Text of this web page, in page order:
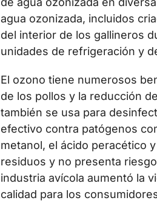
agua ozonizada, incluidos
del interior de los gallineros
unidades de refrigeración y
El ozono tiene numerosos
de los pollos y la reducción
también se usa para
efectivo contra patógenos
metanol, el ácido peracético
residuos y no presenta
industria avícola aumentó la
calidad para los